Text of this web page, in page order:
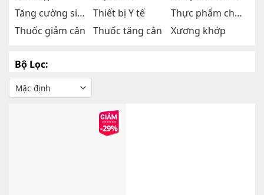
Tăng cường sinh lý
Thiết bị Y tế
Thực phẩm chức năng
Thuốc giảm cân
Thuốc tăng cân Xương khớp
Bộ Lọc:
-29%